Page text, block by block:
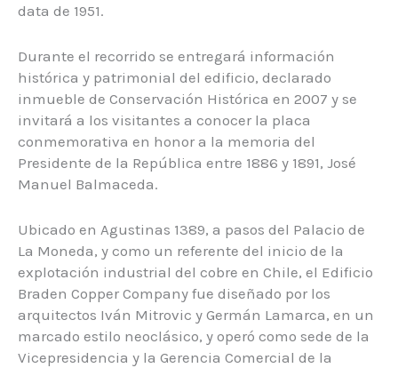
data de 1951.
Durante el recorrido se entregará información
histórica y patrimonial del edificio, declarado
inmueble de Conservación Histórica en 2007 y se
invitará a los visitantes a conocer la placa
conmemorativa en honor a la memoria del
Presidente de la República entre 1886 y 1891, José
Manuel Balmaceda.
Ubicado en Agustinas 1389, a pasos del Palacio de
La Moneda, y como un referente del inicio de la
explotación industrial del cobre en Chile, el Edificio
Braden Copper Company fue diseñado por los
arquitectos Iván Mitrovic y Germán Lamarca, en un
marcado estilo neoclásico, y operó como sede de la
Vicepresidencia y la Gerencia Comercial de la